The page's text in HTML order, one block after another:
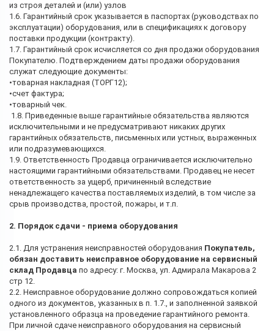
из строя деталей и (или) узлов
1.6. Гарантийный срок указывается в паспортах (руководствах по
эксплуатации) оборудования, или в спецификациях к договору
поставки продукции (контракту).
1.7. Гарантийный срок исчисляется со дня продажи оборудования
Покупателю. Подтверждением даты продажи оборудования
служат следующие документы:
•товарная накладная (ТОРГ12);
•счет фактура;
•товарный чек.
1.8. Приведенные выше гарантийные обязательства являются
исключительными и не предусматривают никаких других
гарантийных обязательств, письменных или устных, выраженных
или подразумевающихся.
1.9. Ответственность Продавца ограничивается исключительно
настоящими гарантийными обязательствами. Продавец не несет
ответственность за ущерб, причиненный вследствие
ненадлежащего качества поставляемых изделий, в том числе за
срыв производства, простой, пожары, и т.п.
2. Порядок сдачи - приема оборудования
2.1. Для устранения неисправностей оборудования Покупатель,
обязан доставить неисправное оборудование на сервисный
склад Продавца по адресу: г. Москва, ул. Адмирала Макарова 2
стр 12.
2.2. Неисправное оборудование должно сопровождаться копией
одного из документов, указанных в п. 1.7., и заполненной заявкой
установленного образца на проведение гарантийного ремонта.
При личной сдаче неисправного оборудования на сервисный